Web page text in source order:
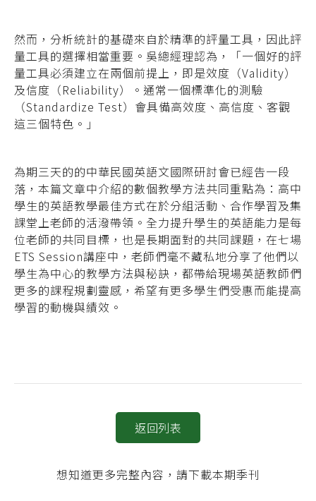
然而，分析統計的基礎來自於精準的評量工具，因此評
量工具的選擇相當重要。吳總經理認為，「一個好的評
量工具必須建立在兩個前提上，即是效度（Validity）
及信度（Reliability）。通常一個標準化的測驗
（Standardize Test）會具備高效度、高信度、客觀
這三個特色。」
為期三天的的中華民國英語文國際研討會已經告一段
落，本篇文章中介紹的數個教學方法共同重點為：高中
學生的英語教學最佳方式在於分組活動、合作學習及集
課堂上老師的活潑帶領。全力提升學生的英語能力是每
位老師的共同目標，也是長期面對的共同課題，在七場
ETS Session講座中，老師們毫不藏私地分享了他們以
學生為中心的教學方法與秘訣，都帶給現場英語教師們
更多的課程規劃靈感，希望有更多學生們受惠而能提高
學習的動機與績效。
返回列表
想知道更多完整內容，請下載本期季刊